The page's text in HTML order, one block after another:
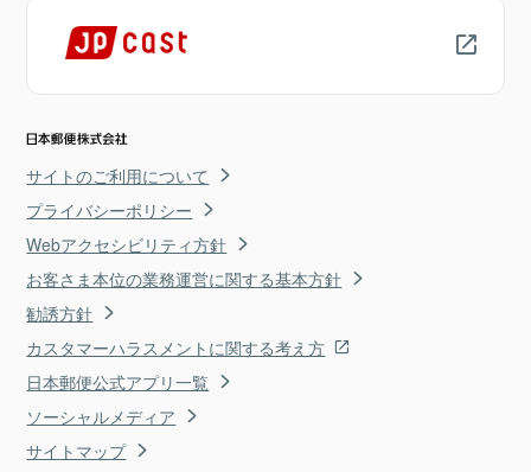
サイトのご利用について
プライバシーポリシー
Webアクセシビリティ方針
お客さま本位の業務運営に関する基本方針
勧誘方針
カスタマーハラスメントに関する考え方
日本郵便公式アプリ一覧
ソーシャルメディア
サイトマップ